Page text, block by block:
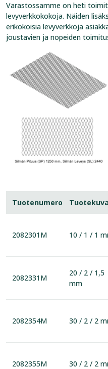
Varastossamme on heti
levyverkkokokoja. Näiden
erikokoisia levyverkkoja
joustavien ja nopeiden
Tuotenumero
2082301M 10 / 1 / 1
2082331M
20 / 2 / 1,5
mm
2082354M 30 / 2 / 2
2082355M 30 / 2 / 2